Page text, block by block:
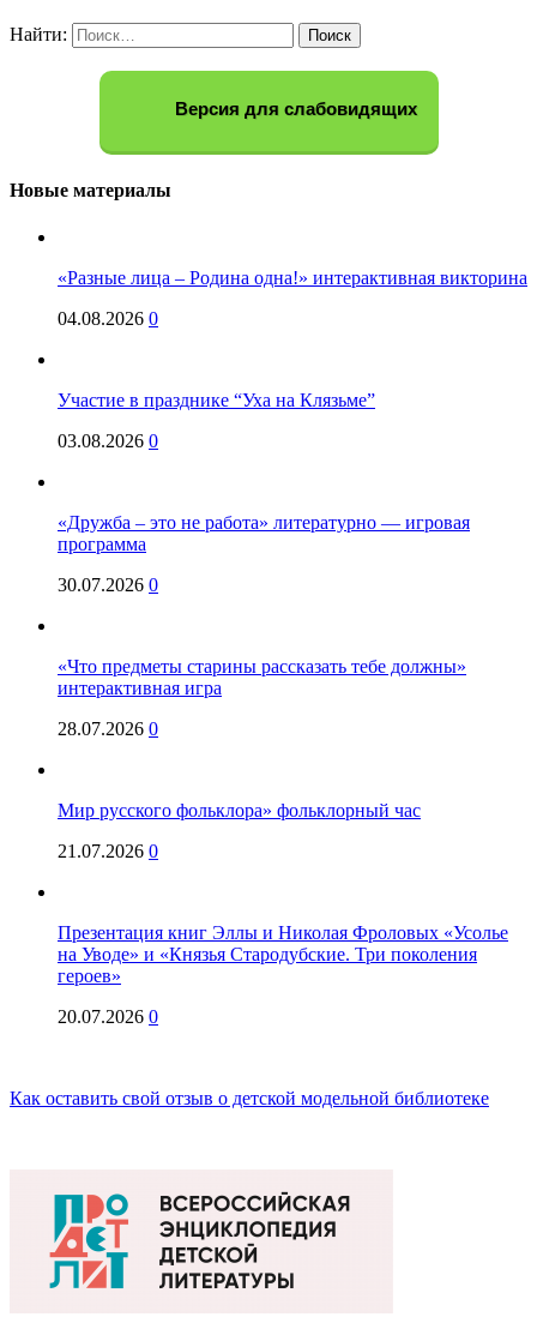
Найти:
Версия для слабовидящих
Новые материалы
«Разные лица – Родина одна!» интерактивная викторина
04.08.2026 0
Участие в празднике “Уха на Клязьме”
03.08.2026 0
«Дружба – это не работа» литературно — игровая
программа
30.07.2026 0
«Что предметы старины рассказать тебе должны»
интерактивная игра
28.07.2026 0
Мир русского фольклора» фольклорный час
21.07.2026 0
Презентация книг Эллы и Николая Фроловых «Усолье
на Уводе» и «Князья Стародубские. Три поколения
героев»
20.07.2026 0
Как оставить свой отзыв о детской модельной библиотеке